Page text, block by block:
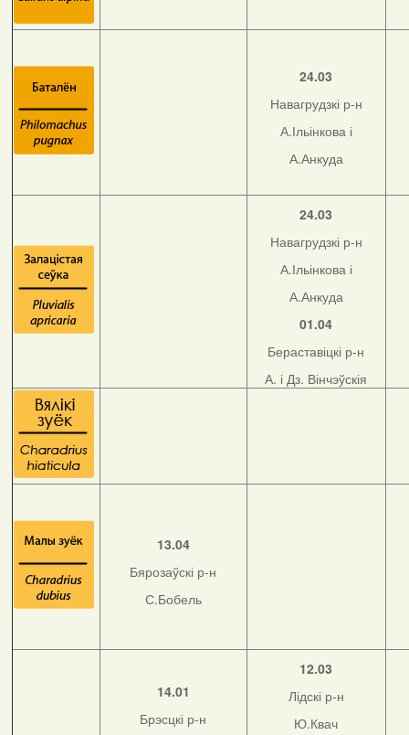
24.03
Навагрудзкі р-н
А.Ільінкова і
А.Анкуда
24.03
Навагрудзкі р-н
А.Ільінкова і
А.Анкуда
01.04
Бераставіцкі р-н
А. і Дз. Вінчэўскія
13.04
Бярозаўскі р-н
С.Бобель
14.01
Брэсцкі р-н
12.03
Лідскі р-н
Ю.Квач